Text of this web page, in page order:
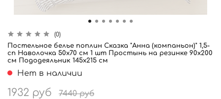
(0)
Постельное белье поплин Сказка "Анна (компаньон)" 1,5-
сп Наволочка 50х70 см 1 шт Простынь на резинке 90x200
см Пододеяльник 145x215 см
Нет в наличии
1932 руб 7440 руб